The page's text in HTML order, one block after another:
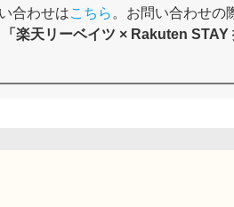
合わせはこちら 。お問い合わせの
「楽天リーベイツ × Rakuten